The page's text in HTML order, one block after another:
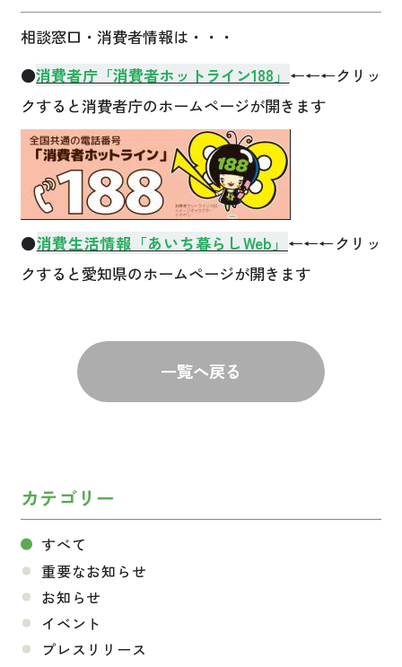
カテゴリー
すべて
重要なお知らせ
お知らせ
イベント
プレスリリース
相談窓口・消費者情報は・・・
●消費者庁「消費者ホットライン188」 ←←←クリッ
クすると消費者庁のホームページが開きます
●消費生活情報「あいち暮らしWeb」 ←←←クリッ
クすると愛知県のホームページが開きます
一覧へ戻る